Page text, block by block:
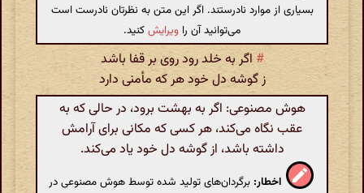
بسیاری از موارد نادرستند. اگر این متن به نظرتان نادرست است
می‌توانید آن را ویرایشکنید.
# اگر به خلد رود روی بر قفا باشد
ز گوشه دل خود هر که مأمنی دارد
هوش مصنوعی: اگر به بهشت برود، در حالی که به
عقب نگاه می‌کند، هر کسی که مکانی برای آرامش
داشته باشد، از گوشه دل خود یاد می‌کند.
اخطار: برگردان‌های تولید شده توسط هوش مصنوعی در